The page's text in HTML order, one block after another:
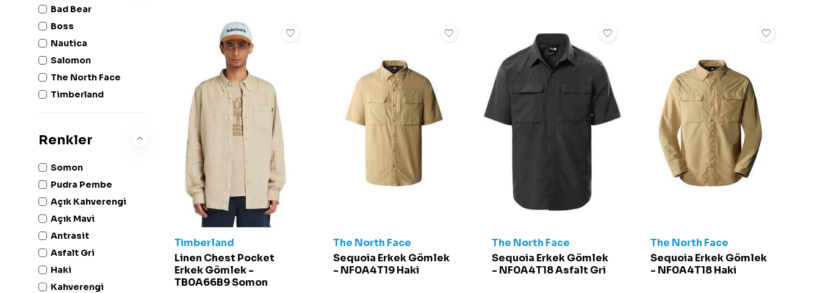
Bad Bear
Boss
Nautica
Salomon
The North Face
Timberland
Renkler
Somon
Pudra Pembe
Açık Kahverengi
Açık Mavi
Antrasit
Asfalt Gri
Haki
Kahverengi
Timberland
Linen Chest Pocket
Erkek Gömlek -
TB0A66B9 Somon
The North Face
Sequoia Erkek Gömlek
- NF0A4T19 Haki
The North Face
Sequoia Erkek Gömlek
- NF0A4T18 Asfalt Gri
The North Face
Sequoia Erkek Gömlek
- NF0A4T18 Haki